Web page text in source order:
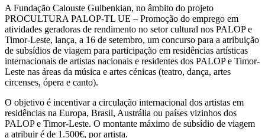
A Fundação Calouste Gulbenkian, no âmbito do projeto
PROCULTURA PALOP-TL UE – Promoção do emprego em
atividades geradoras de rendimento no setor cultural nos PALOP e
Timor-Leste, lança, a 16 de setembro, um concurso para a atribuição
de subsídios de viagem para participação em residências artísticas
internacionais de artistas nacionais e residentes dos PALOP e Timor-
Leste nas áreas da música e artes cénicas (teatro, dança, artes
circenses, ópera e canto).
O objetivo é incentivar a circulação internacional dos artistas em
residências na Europa, Brasil, Austrália ou países vizinhos dos
PALOP e Timor-Leste. O montante máximo de subsídio de viagem
a atribuir é de 1.500€, por artista.